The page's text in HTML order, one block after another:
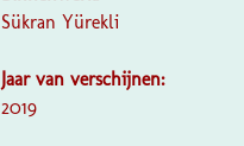
Sükran Yürekli
Jaar van verschijnen:
2019